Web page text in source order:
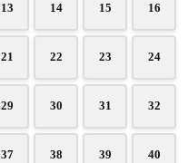
13 14 15 16
21 22 23 24
29 30 31 32
37 38 39 40